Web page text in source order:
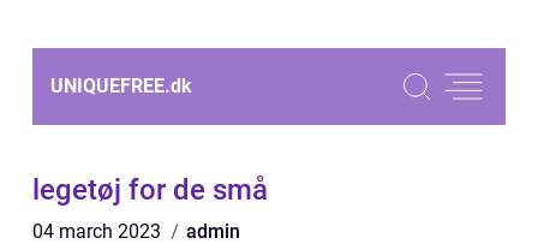
UNIQUEFREE.dk
legetøj for de små
04 march 2023 admin